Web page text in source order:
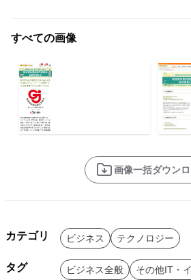
すべての画像
画像一括ダウン
カテゴリ ビジネス テクノロジー
タグ ビジネス全般
その他IT・